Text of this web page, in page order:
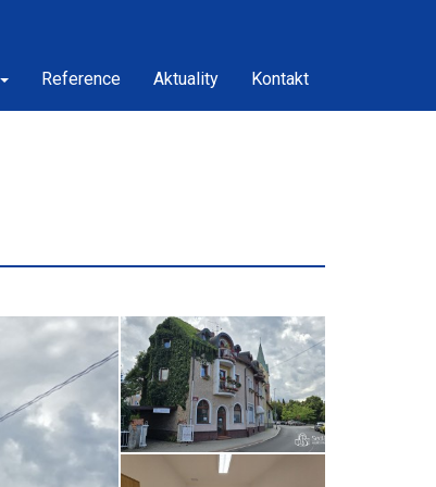
Reference Aktuality Kontakt